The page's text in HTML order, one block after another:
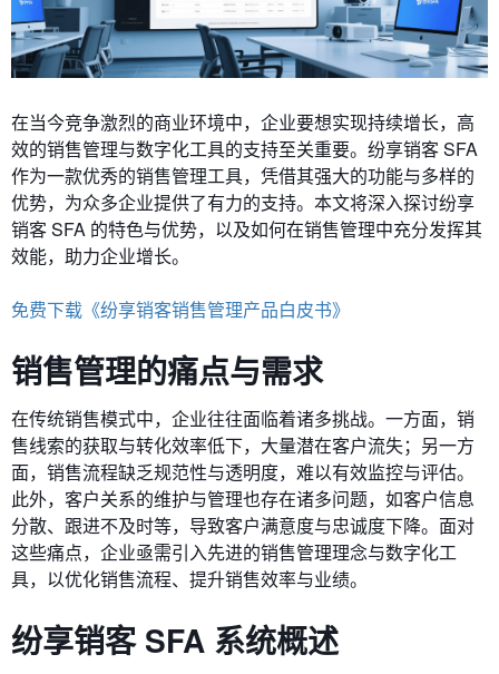
在当今竞争激烈的商业环境中，企业要想实现持续增长，高
效的销售管理与数字化工具的支持至关重要。纷享销客 SFA
作为一款优秀的销售管理工具，凭借其强大的功能与多样的
优势，为众多企业提供了有力的支持。本文将深入探讨纷享
销客 SFA 的特色与优势，以及如何在销售管理中充分发挥其
效能，助力企业增长。
免费下载《纷享销客销售管理产品白皮书》
销售管理的痛点与需求
在传统销售模式中，企业往往面临着诸多挑战。一方面，销
售线索的获取与转化效率低下，大量潜在客户流失；另一方
面，销售流程缺乏规范性与透明度，难以有效监控与评估。
此外，客户关系的维护与管理也存在诸多问题，如客户信息
分散、跟进不及时等，导致客户满意度与忠诚度下降。面对
这些痛点，企业亟需引入先进的销售管理理念与数字化工
具，以优化销售流程、提升销售效率与业绩。
纷享销客 SFA 系统概述